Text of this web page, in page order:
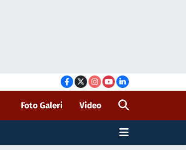
Foto Galeri Video